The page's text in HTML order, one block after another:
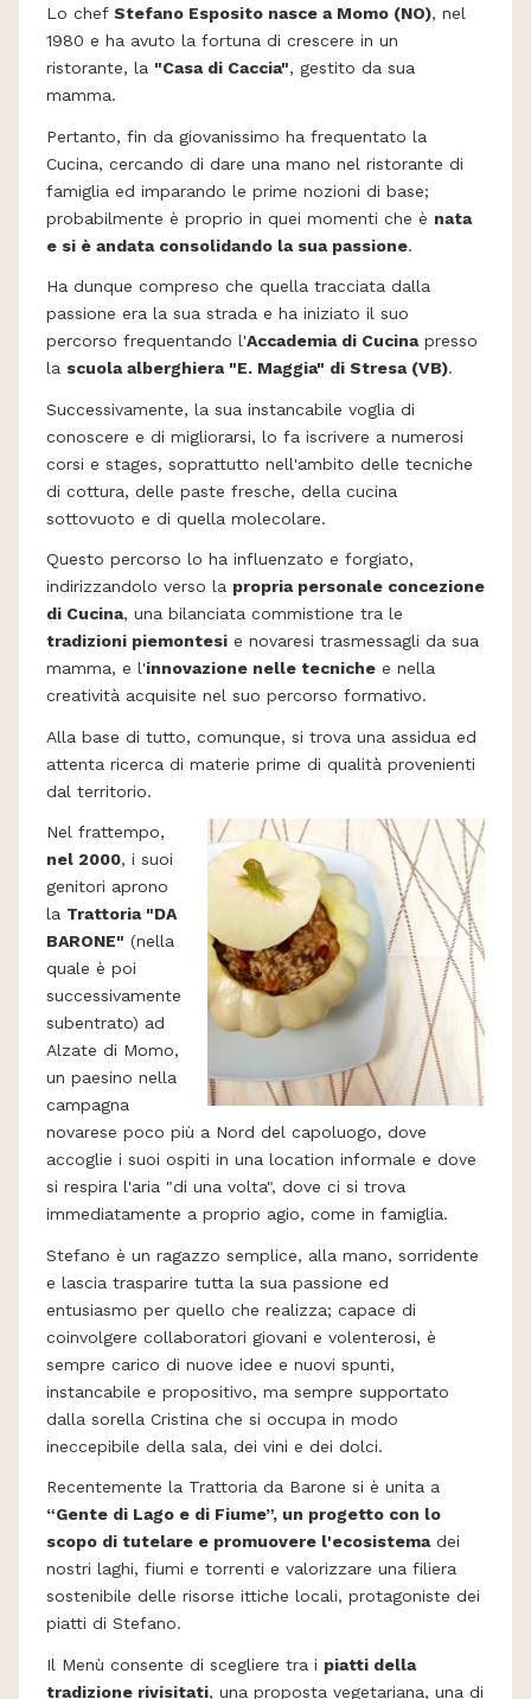
Lo chef Stefano Esposito nasce a Momo (NO), nel
1980 e ha avuto la fortuna di crescere in un
ristorante, la "Casa di Caccia", gestito da sua
mamma.
Pertanto, fin da giovanissimo ha frequentato la
Cucina, cercando di dare una mano nel ristorante di
famiglia ed imparando le prime nozioni di base;
probabilmente è proprio in quei momenti che è nata
e si è andata consolidando la sua passione.
Ha dunque compreso che quella tracciata dalla
passione era la sua strada e ha iniziato il suo
percorso frequentando l'Accademia di Cucinapresso
la scuola alberghiera "E. Maggia" di Stresa (VB).
Successivamente, la sua instancabile voglia di
conoscere e di migliorarsi, lo fa iscrivere a numerosi
corsi e stages, soprattutto nell'ambito delle tecniche
di cottura, delle paste fresche, della cucina
sottovuoto e di quella molecolare.
Questo percorso lo ha influenzato e forgiato,
indirizzandolo verso la propria personale concezione
di Cucina, una bilanciata commistione tra le
tradizioni piemontesi e novaresi trasmessagli da sua
mamma, e l'innovazione nelle tecniche e nella
creatività acquisite nel suo percorso formativo.
Alla base di tutto, comunque, si trova una assidua ed
attenta ricerca di materie prime di qualità provenienti
dal territorio.
Nel frattempo,
nel 2000, i suoi
genitori aprono
la Trattoria "DA
BARONE" (nella
quale è poi
successivamente
subentrato) ad
Alzate di Momo,
un paesino nella
campagna
novarese poco più a Nord del capoluogo, dove
accoglie i suoi ospiti in una location informale e dove
si respira l'aria "di una volta", dove ci si trova
immediatamente a proprio agio, come in famiglia.
Stefano è un ragazzo semplice, alla mano, sorridente
e lascia trasparire tutta la sua passione ed
entusiasmo per quello che realizza; capace di
coinvolgere collaboratori giovani e volenterosi, è
sempre carico di nuove idee e nuovi spunti,
instancabile e propositivo, ma sempre supportato
dalla sorella Cristina che si occupa in modo
ineccepibile della sala, dei vini e dei dolci.
Recentemente la Trattoria da Barone si è unita a
“Gente di Lago e di Fiume”, un progetto con lo
scopo di tutelare e promuovere l'ecosistemadei
nostri laghi, fiumi e torrenti e valorizzare una filiera
sostenibile delle risorse ittiche locali, protagoniste dei
piatti di Stefano.
Il Menù consente di scegliere tra i piatti della
tradizione rivisitati, una proposta vegetariana, una di